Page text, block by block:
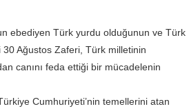
ebediyen Türk yurdu olduğunun ve Türk
Ağustos Zaferi, Türk milletinin
canını feda ettiği bir mücadelenin
Cumhuriyeti’nin temellerini atan